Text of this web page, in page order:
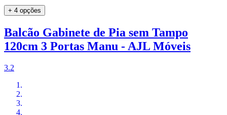
+ 4 opções
Balcão Gabinete de Pia sem Tampo
120cm 3 Portas Manu - AJL Móveis
3.2